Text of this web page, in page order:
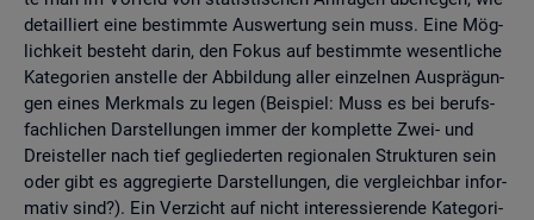
de­tail­liert eine be­stimm­te Aus­wer­tung sein muss. Eine Mög­
lich­keit be­steht darin, den Fokus auf be­stimm­te we­sent­li­che
Ka­te­go­ri­en an­stel­le der Ab­bil­dung aller ein­zel­nen Aus­prä­gun­
gen eines Merk­mals zu legen (Bei­spiel: Muss es bei be­rufs­
fach­li­chen Dar­stel­lun­gen immer der kom­plet­te Zwei- und
Drei­stel­ler nach tief ge­glie­der­ten re­gio­na­len Struk­tu­ren sein
oder gibt es agg­re­gier­te Dar­stel­lun­gen, die ver­gleich­bar in­for­
ma­tiv sind?). Ein Ver­zicht auf nicht in­ter­es­sie­ren­de Ka­te­go­ri­